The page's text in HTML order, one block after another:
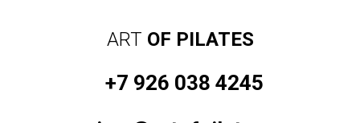
ART OF PILATES
+7 926 038 4245